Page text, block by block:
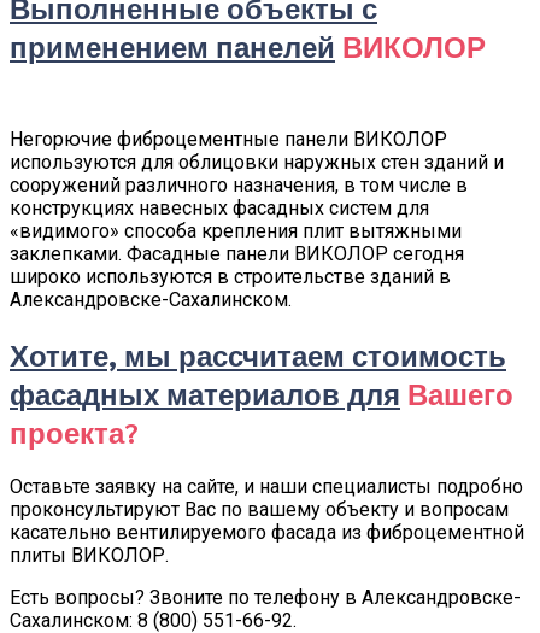
применением панелей ВИКОЛОР
Негорючие фиброцементные панели ВИКОЛОР
используются для облицовки наружных стен зданий и
сооружений различного назначения, в том числе в
конструкциях навесных фасадных систем для
«видимого» способа крепления плит вытяжными
заклепками. Фасадные панели ВИКОЛОР сегодня
широко используются в строительстве зданий в
Александровске-Сахалинском.
Хотите, мы рассчитаем стоимость
фасадных материалов для Вашего
проекта?
Оставьте заявку на сайте, и наши специалисты подробно
проконсультируют Вас по вашему объекту и вопросам
касательно вентилируемого фасада из фиброцементной
плиты ВИКОЛОР.
Есть вопросы? Звоните по телефону в Александровске-
Сахалинском: 8 (800) 551-66-92.